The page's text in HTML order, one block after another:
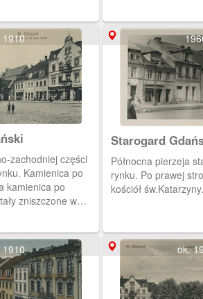
1910
zachodniej części
Kamienica po
kamienica po
zniszczone w
Starogard
Północna pierzeja
rynku. Po prawej
kościół św.Katarzyny.
1910 ok.